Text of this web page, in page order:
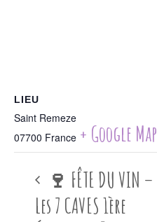
LIEU
Saint Remeze
07700 France + Google Map
🍷 FÊTE DU VIN –
Les 7 CAVES 1ère